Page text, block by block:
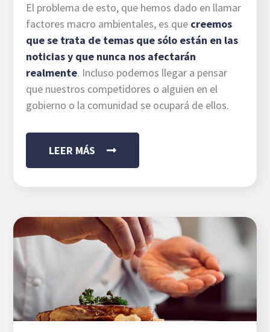
El problema de esto, que hemos dado en llamar
factores macro ambientales, es que creemos
que se trata de temas que sólo están en las
noticias y que nunca nos afectarán
realmente. Incluso podemos llegar a pensar
que nuestros competidores o alguien en el
gobierno o la comunidad se ocupará de ellos.
LEER MÁS